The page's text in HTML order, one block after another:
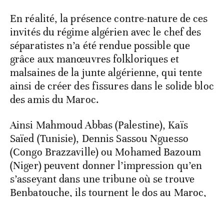
En réalité, la présence contre-nature de ces
invités du régime algérien avec le chef des
séparatistes n’a été rendue possible que
grâce aux manœuvres folkloriques et
malsaines de la junte algérienne, qui tente
ainsi de créer des fissures dans le solide bloc
des amis du Maroc.
Ainsi Mahmoud Abbas (Palestine), Kaïs
Saïed (Tunisie), Dennis Sassou Nguesso
(Congo Brazzaville) ou Mohamed Bazoum
(Niger) peuvent donner l’impression qu’en
s’asseyant dans une tribune où se trouve
Benbatouche, ils tournent le dos au Maroc,